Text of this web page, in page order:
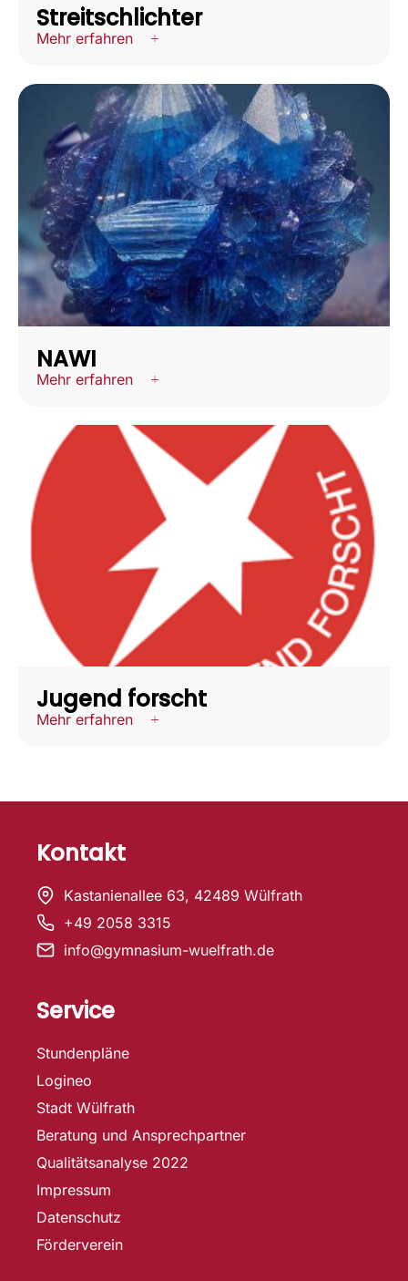
Streitschlichter
Mehr erfahren
NAWI
Mehr erfahren
Jugend forscht
Mehr erfahren
Kontakt
Kastanienallee 63, 42489 Wülfrath
+49 2058 3315
info@gymnasium-wuelfrath.de
Service
Stundenpläne
Logineo
Stadt Wülfrath
Beratung und Ansprechpartner
Qualitätsanalyse 2022
Impressum
Datenschutz
Förderverein